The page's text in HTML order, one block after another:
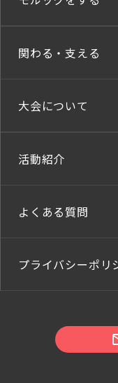
関わる・支える
大会について
活動紹介
よくある質問
プライバシーポリ